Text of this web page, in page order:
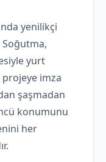
yenilikçi
Soğutma,
yurt
projeye imza
şaşmadan
konumunu
her